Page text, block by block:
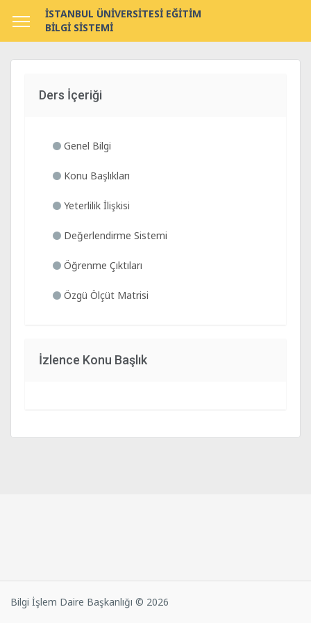
İSTANBUL ÜNİVERSİTESİ EĞİTİM
BİLGİ SİSTEMİ
Ders İçeriği
Genel Bilgi
Konu Başlıkları
Yeterlilik İlişkisi
Değerlendirme Sistemi
Öğrenme Çıktıları
Özgü Ölçüt Matrisi
İzlence Konu Başlık
Bilgi İşlem Daire Başkanlığı © 2026